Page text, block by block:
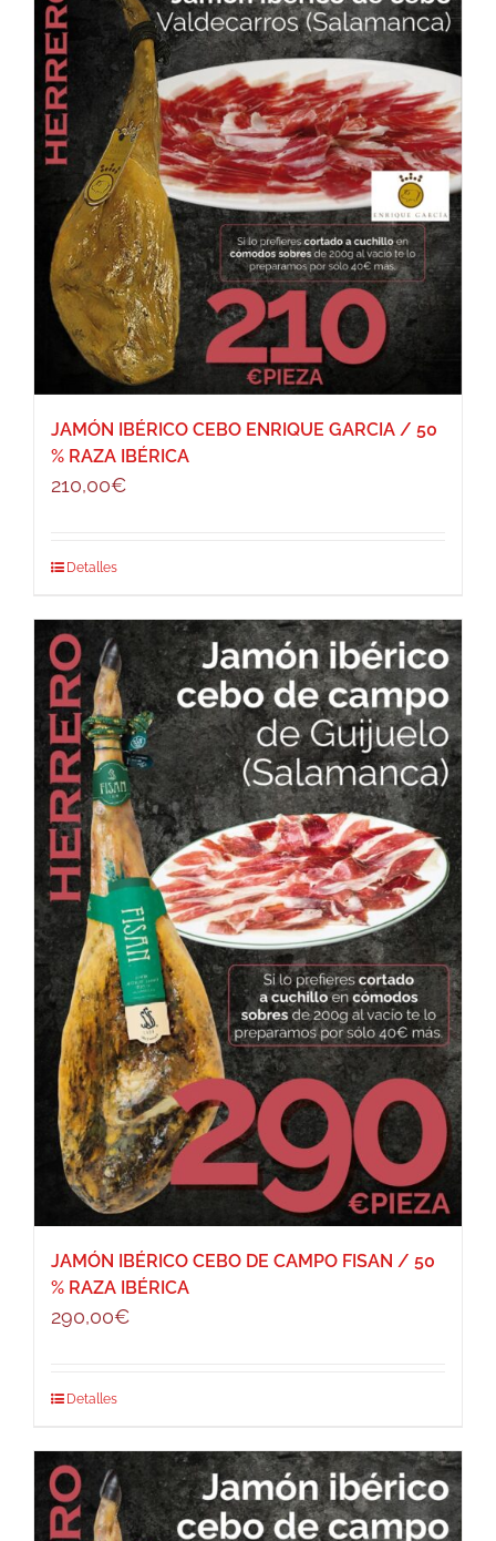
JAMÓN IBÉRICO CEBO ENRIQUE GARCIA / 50
% RAZA IBÉRICA
210,00€
Detalles
JAMÓN IBÉRICO CEBO DE CAMPO FISAN / 50
% RAZA IBÉRICA
290,00€
Detalles